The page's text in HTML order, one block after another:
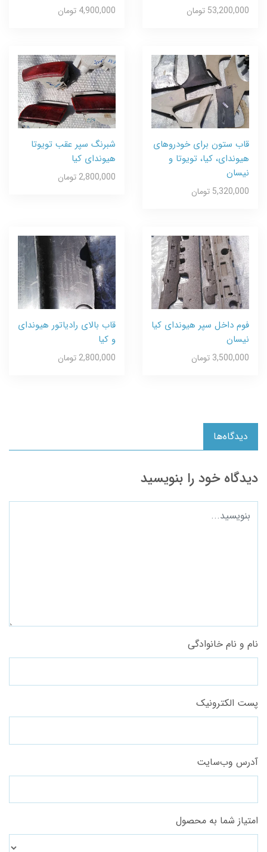
53,200,000 تومان 4,900,000 تومان
قاب ستون برای خودروهای
هیوندای، کیا، تویوتا و
نیسان
5,320,000 تومان
شبرنگ سپر عقب تویوتا
هیوندای کیا
2,800,000 تومان
فوم داخل سپر هیوندای کیا
نیسان
3,500,000 تومان
قاب بالای رادیاتور هیوندای
و کیا
2,800,000 تومان
دیدگاه‌ها
دیدگاه خود را بنویسید
نام و نام خانوادگی
پست الکترونیک
آدرس وب‌سایت
امتیاز شما به محصول